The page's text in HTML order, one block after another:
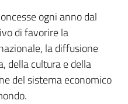
ogni anno dal
di favorire la
la diffusione
della cultura e della
del sistema economico